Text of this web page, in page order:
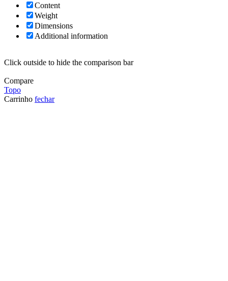
Content
Weight
Dimensions
Additional information
Click outside to hide the comparison bar
Compare
Topo
Carrinho fechar